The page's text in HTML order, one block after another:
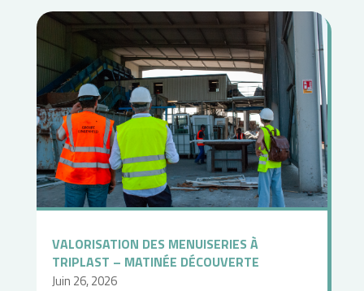
VALORISATION DES MENUISERIES À
TRIPLAST – MATINÉE DÉCOUVERTE
Juin 26, 2026